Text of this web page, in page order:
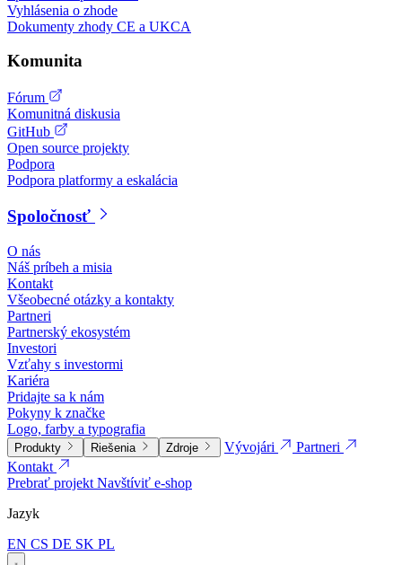
Vyhlásenia o zhode
Dokumenty zhody CE a UKCA
Komunita
Fórum
Komunitná diskusia
GitHub
Open source projekty
Podpora
Podpora platformy a eskalácia
Spoločnosť
O nás
Náš príbeh a misia
Kontakt
Všeobecné otázky a kontakty
Partneri
Partnerský ekosystém
Investori
Vzťahy s investormi
Kariéra
Pridajte sa k nám
Pokyny k značke
Logo, farby a typografia
Produkty Riešenia Zdroje Vývojári
Partneri
Kontakt
Prebrať projektNavštíviť e-shop
Jazyk
EN CS DE SK PL